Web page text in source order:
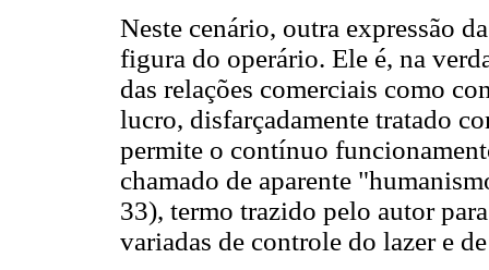
Neste cenário, outra expressão
figura do operário. Ele é, na
das relações comerciais como
lucro, disfarçadamente tratado
permite o contínuo
chamado de aparente
33), termo trazido pelo autor
variadas de controle do lazer e